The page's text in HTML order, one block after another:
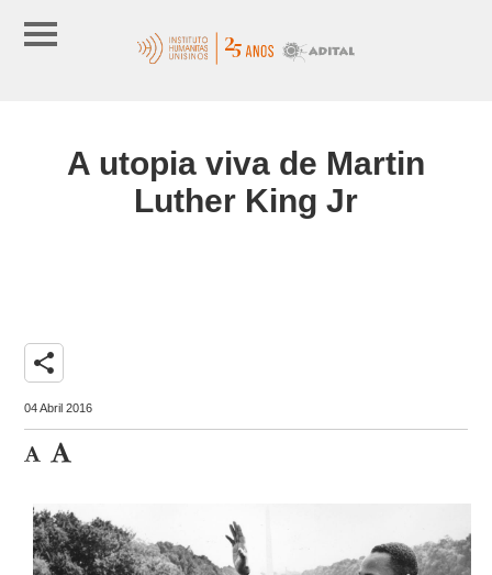
A utopia viva de Martin
Luther King Jr
share
04 Abril 2016